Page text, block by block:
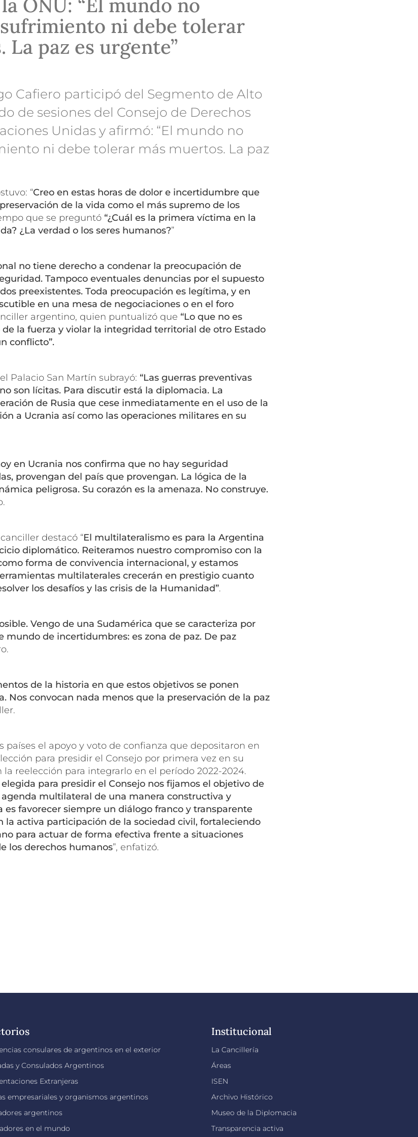
ONU: “El mundo no
ni debe tolerar
La paz es urgente”
Cafiero participó del Segmento de Alto
de sesiones del Consejo de Derechos
Unidas y afirmó: “El mundo no
ni debe tolerar más muertos. La paz
“Creo en estas horas de dolor e incertidumbre que
de la vida como el más supremo de los
que se preguntó “¿Cuál es la primera víctima en la
¿La verdad o los seres humanos?”
no tiene derecho a condenar la preocupación de
Tampoco eventuales denuncias por el supuesto
preexistentes. Toda preocupación es legítima, y en
en una mesa de negociaciones o en el foro
argentino, quien puntualizó que “Lo que no es
la fuerza y violar la integridad territorial de otro Estado
conflicto”.
Palacio San Martín subrayó: “Las guerras preventivas
son lícitas. Para discutir está la diplomacia. La
de Rusia que cese inmediatamente en el uso de la
a Ucrania así como las operaciones militares en su
en Ucrania nos confirma que no hay seguridad
provengan del país que provengan. La lógica de la
peligrosa. Su corazón es la amenaza. No construye.
destacó “El multilateralismo es para la Argentina
diplomático. Reiteramos nuestro compromiso con la
forma de convivencia internacional, y estamos
multilaterales crecerán en prestigio cuanto
los desafíos y las crisis de la Humanidad”.
Vengo de una Sudamérica que se caracteriza por
mundo de incertidumbres: es zona de paz. De paz
de la historia en que estos objetivos se ponen
Nos convocan nada menos que la preservación de la paz
países el apoyo y voto de confianza que depositaron en
para presidir el Consejo por primera vez en su
reelección para integrarlo en el período 2022-2024.
para presidir el Consejo nos fijamos el objetivo de
multilateral de una manera constructiva y
es favorecer siempre un diálogo franco y transparente
la activa participación de la sociedad civil, fortaleciendo
para actuar de forma efectiva frente a situaciones
los derechos humanos”, enfatizó.
consulares de argentinos en el exterior
y Consulados Argentinos
Extranjeras
empresariales y organismos argentinos
argentinos
en el mundo
Institucional
La Cancillería
Áreas
ISEN
Archivo Histórico
Museo de la Diplomacia
Transparencia activa